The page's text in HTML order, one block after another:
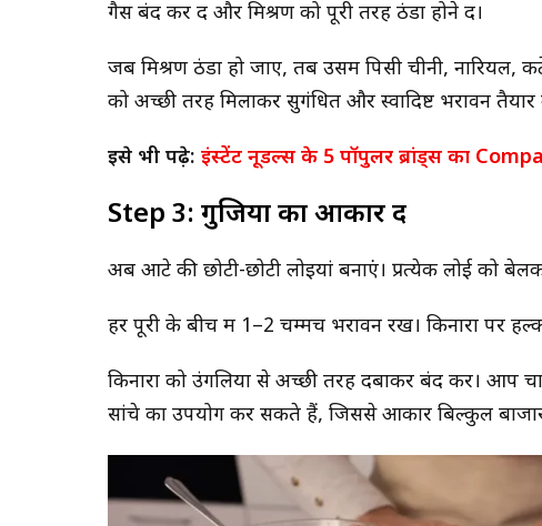
गैस बंद कर दें और मिश्रण को पूरी तरह ठंडा होने दें।
जब मिश्रण ठंडा हो जाए, तब उसमें पिसी चीनी, नारियल,
को अच्छी तरह मिलाकर सुगंधित और स्वादिष्ट भरावन
इसे भी पढ़े: इंस्टेंट नूडल्स के 5 पॉपुलर ब्रांड्स का
Step 3: गुजिया का आकार दें
अब आटे की छोटी-छोटी लोइयां बनाएं। प्रत्येक लोई को
हर पूरी के बीच में 1–2 चम्मच भरावन रखें। किनारों पर
किनारों को उंगलियों से अच्छी तरह दबाकर बंद करें। आप
सांचे का उपयोग कर सकते हैं, जिससे आकार बिल्कुल